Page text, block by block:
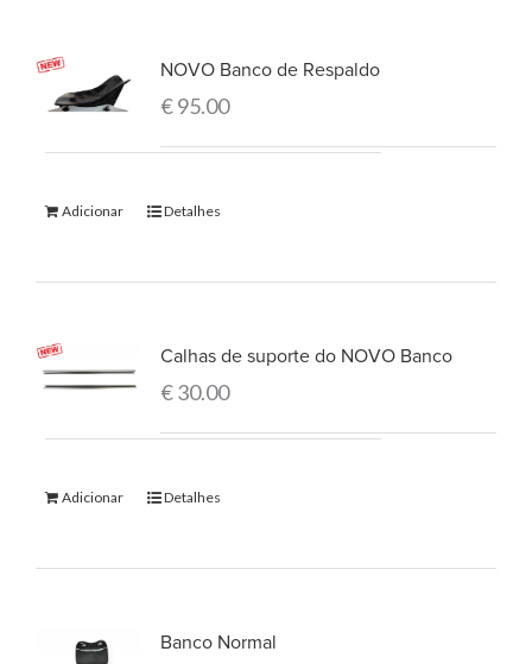
NOVO Banco de Respaldo
€95.00
Adicionar Detalhes
Calhas de suporte do NOVO Banco
€30.00
Adicionar Detalhes
Banco Normal